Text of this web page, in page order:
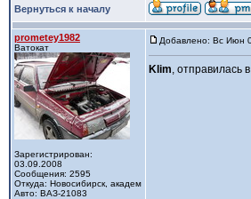
Вернуться к началу
prometey1982
Ватокат
Зарегистрирован:
03.09.2008
Сообщения: 2595
Откуда: Новосибирск, академ
Авто: ВАЗ-21083
Добавлено: Вс Июн
Klim, отправилась